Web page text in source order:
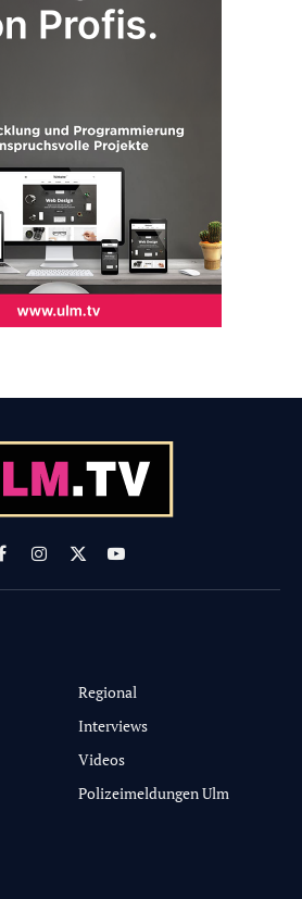
FacebookInstagram
X
(Twitter)
YouTube
Regional
Interviews
Videos
Polizeimeldungen Ulm